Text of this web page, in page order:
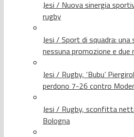
Jesi / Nuova sinergia
rugby
Jesi / Sport di squadra:
nessuna promozione e due
Jesi / Rugby, ‘Bubu’
perdono 7-26 contro
Jesi / Rugby, sconfitta
Bologna